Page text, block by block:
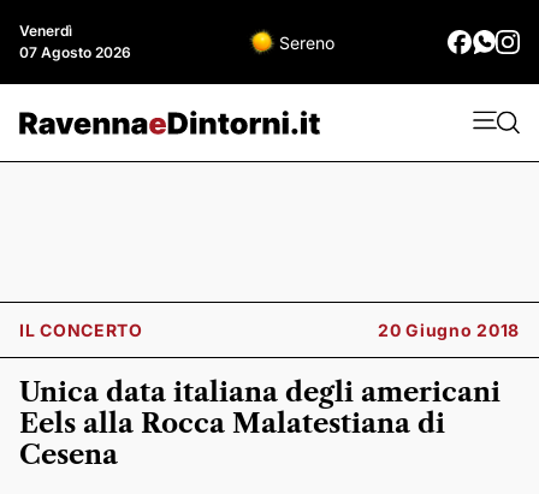
Venerdì
07 Agosto 2026
Sereno
IL CONCERTO 20 Giugno 2018
Unica data italiana degli americani
Eels alla Rocca Malatestiana di
Cesena